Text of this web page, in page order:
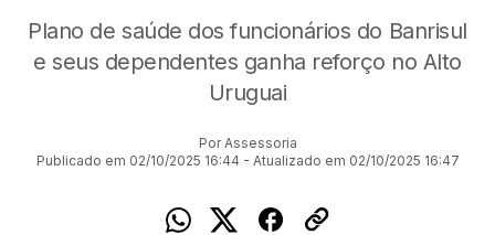
Plano de saúde dos funcionários do Banrisul
e seus dependentes ganha reforço no Alto
Uruguai
Por Assessoria
Publicado em 02/10/2025 16:44 - Atualizado em 02/10/2025 16:47